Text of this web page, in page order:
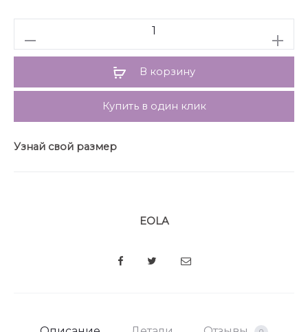
В корзину
Купить в один клик
Узнай свой размер
EOLA
SHARE